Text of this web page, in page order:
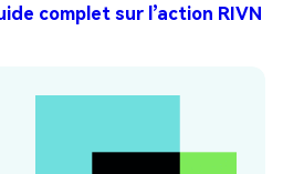
complet sur l’action RIVN